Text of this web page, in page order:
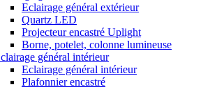
Eclairage général extérieur
Quartz LED
Projecteur encastré Uplight
Borne, potelet, colonne lumineuse
général intérieur
Eclairage général intérieur
Plafonnier encastré